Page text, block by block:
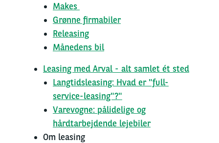
Makes
Grønne firmabiler
Releasing
Månedens bil
Leasing med Arval - alt samlet ét sted
Langtidsleasing: Hvad er "full-
service-leasing"?"
Varevogne: pålidelige og
hårdtarbejdende lejebiler
Om leasing
Min Leasingbil